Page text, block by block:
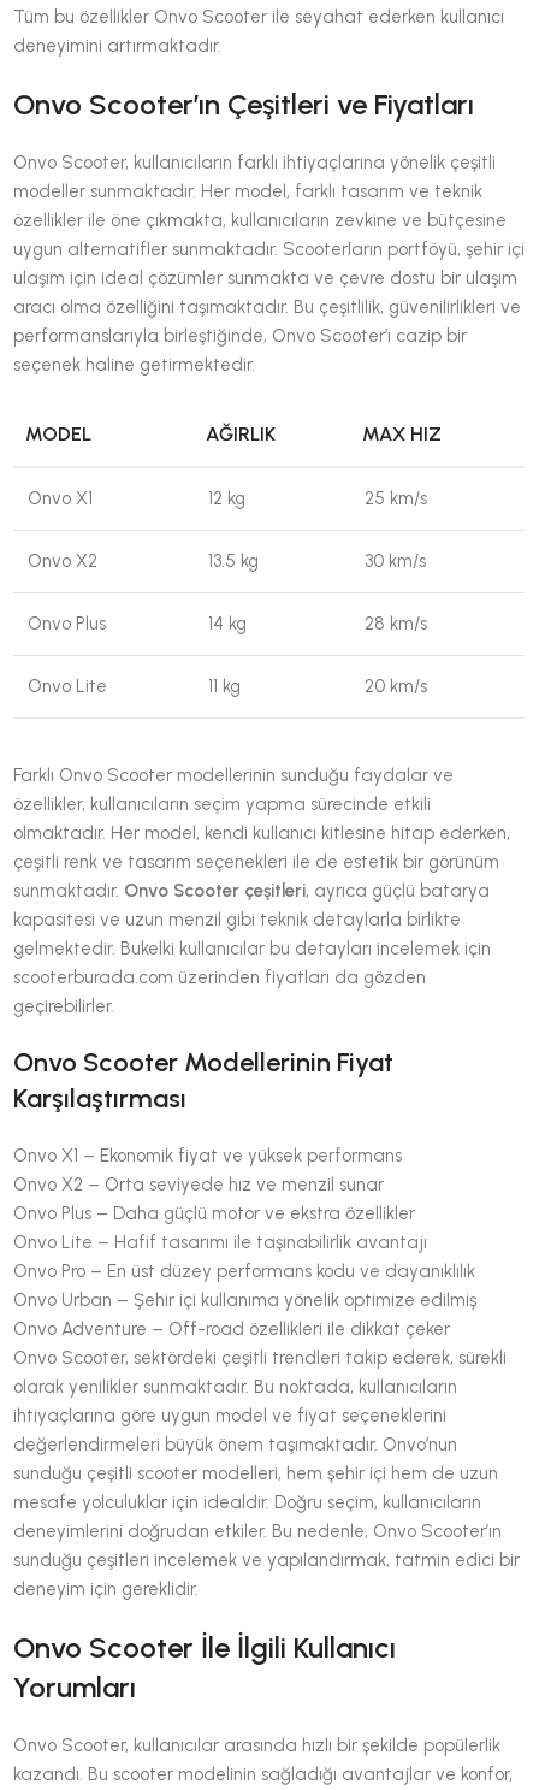
Tüm bu özellikler Onvo Scooter ile seyahat ederken kullanıcı
deneyimini artırmaktadır.
Onvo Scooter’ın Çeşitleri ve Fiyatları
Onvo Scooter, kullanıcıların farklı ihtiyaçlarına yönelik çeşitli
modeller sunmaktadır. Her model, farklı tasarım ve teknik
özellikler ile öne çıkmakta, kullanıcıların zevkine ve bütçesine
uygun alternatifler sunmaktadır. Scooterların portföyü, şehir içi
ulaşım için ideal çözümler sunmakta ve çevre dostu bir ulaşım
aracı olma özelliğini taşımaktadır. Bu çeşitlilik, güvenilirlikleri ve
performanslarıyla birleştiğinde, Onvo Scooter’ı cazip bir
seçenek haline getirmektedir.
MODEL AĞIRLIK MAX HIZ
Onvo X1 12 kg 25 km/s
Onvo X2 13.5 kg 30 km/s
Onvo Plus 14 kg 28 km/s
Onvo Lite 11 kg 20 km/s
Farklı Onvo Scooter modellerinin sunduğu faydalar ve
özellikler, kullanıcıların seçim yapma sürecinde etkili
olmaktadır. Her model, kendi kullanıcı kitlesine hitap ederken,
çeşitli renk ve tasarım seçenekleri ile de estetik bir görünüm
sunmaktadır. Onvo Scooter çeşitleri, ayrıca güçlü batarya
kapasitesi ve uzun menzil gibi teknik detaylarla birlikte
gelmektedir. Bukelki kullanıcılar bu detayları incelemek için
scooterburada.com üzerinden fiyatları da gözden
geçirebilirler.
Onvo Scooter Modellerinin Fiyat
Karşılaştırması
Onvo X1 – Ekonomik fiyat ve yüksek performans
Onvo X2 – Orta seviyede hız ve menzil sunar
Onvo Plus – Daha güçlü motor ve ekstra özellikler
Onvo Lite – Hafif tasarımı ile taşınabilirlik avantajı
Onvo Pro – En üst düzey performans kodu ve dayanıklılık
Onvo Urban – Şehir içi kullanıma yönelik optimize edilmiş
Onvo Adventure – Off-road özellikleri ile dikkat çeker
Onvo Scooter, sektördeki çeşitli trendleri takip ederek, sürekli
olarak yenilikler sunmaktadır. Bu noktada, kullanıcıların
ihtiyaçlarına göre uygun model ve fiyat seçeneklerini
değerlendirmeleri büyük önem taşımaktadır. Onvo’nun
sunduğu çeşitli scooter modelleri, hem şehir içi hem de uzun
mesafe yolculuklar için idealdir. Doğru seçim, kullanıcıların
deneyimlerini doğrudan etkiler. Bu nedenle, Onvo Scooter’ın
sunduğu çeşitleri incelemek ve yapılandırmak, tatmin edici bir
deneyim için gereklidir.
Onvo Scooter İle İlgili Kullanıcı
Yorumları
Onvo Scooter, kullanıcılar arasında hızlı bir şekilde popülerlik
kazandı. Bu scooter modelinin sağladığı avantajlar ve konfor,